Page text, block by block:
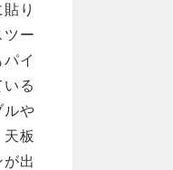
り
ー
イ
る
ルや
板
出